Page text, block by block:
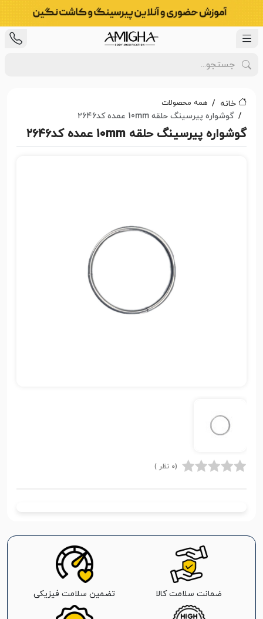
خانه همه محصولات
گوشواره پیرسینگ حلقه 10mm عمده کد۲۶۴۶
گوشواره پیرسینگ حلقه 10mm عمده کد۲۶۴۶
(0 نظر )
ضمانت سلامت کالا تضمین سلامت فیزیکی